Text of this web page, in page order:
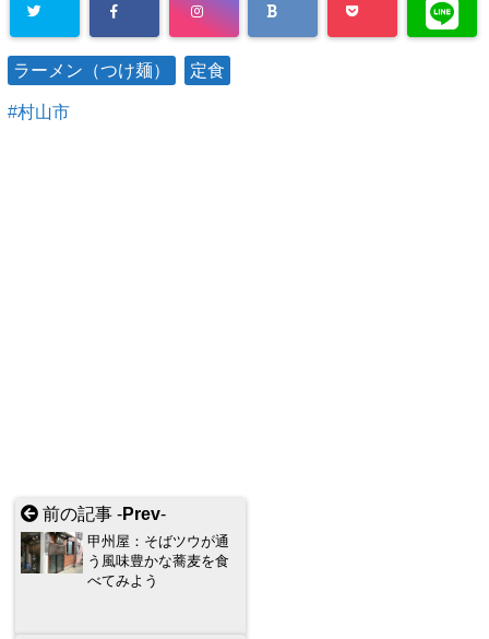
ラーメン（つけ麺） 定食
村山市
前の記事 -Prev-
甲州屋：そばツウが通
う風味豊かな蕎麦を食
べてみよう